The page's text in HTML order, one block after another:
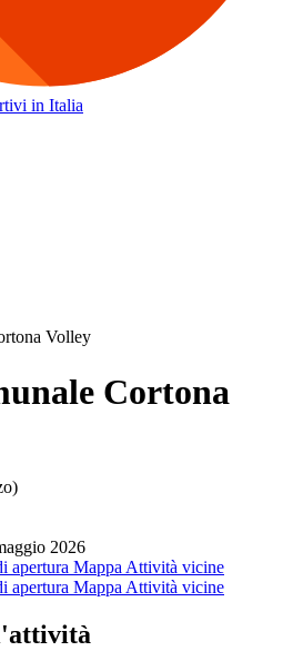
in Italia
Volley
Cortona
2026
apertura Mappa Attività vicine
apertura Mappa Attività vicine